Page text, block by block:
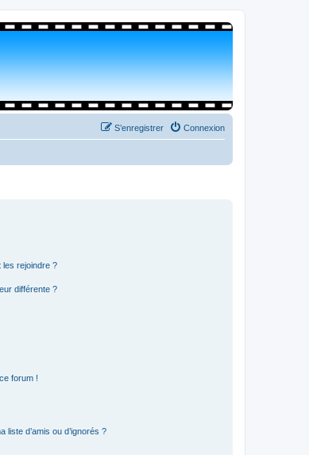
Connexion
S’enregistrer
les rejoindre ?
différente ?
forum !
d’amis ou d’ignorés ?